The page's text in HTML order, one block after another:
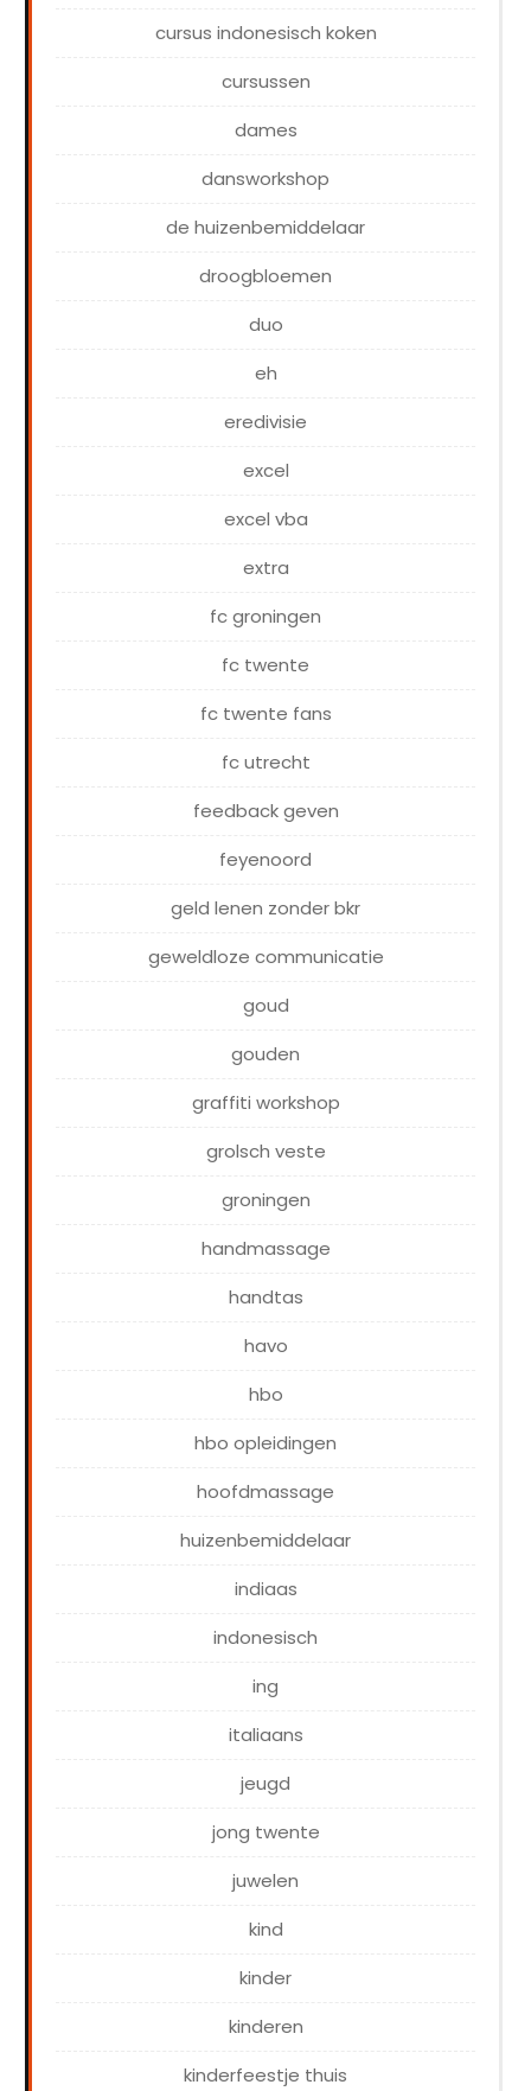
cursus indonesisch koken
cursussen
dames
dansworkshop
de huizenbemiddelaar
droogbloemen
duo
eh
eredivisie
excel
excel vba
extra
fc groningen
fc twente
fc twente fans
fc utrecht
feedback geven
feyenoord
geld lenen zonder bkr
geweldloze communicatie
goud
gouden
graffiti workshop
grolsch veste
groningen
handmassage
handtas
havo
hbo
hbo opleidingen
hoofdmassage
huizenbemiddelaar
indiaas
indonesisch
ing
italiaans
jeugd
jong twente
juwelen
kind
kinder
kinderen
kinderfeestje thuis